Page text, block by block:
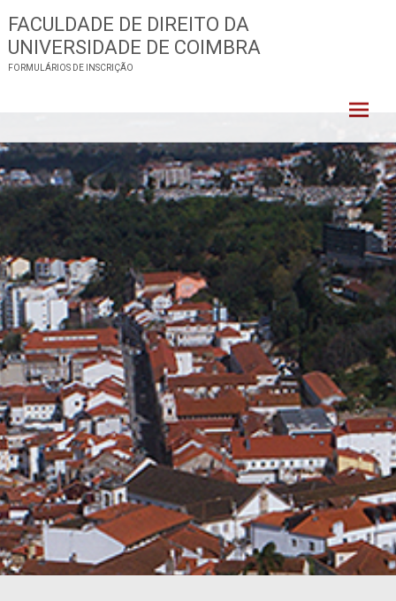
to
content
FACULDADE DE DIREITO DA
UNIVERSIDADE DE COIMBRA
FORMULÁRIOS DE INSCRIÇÃO